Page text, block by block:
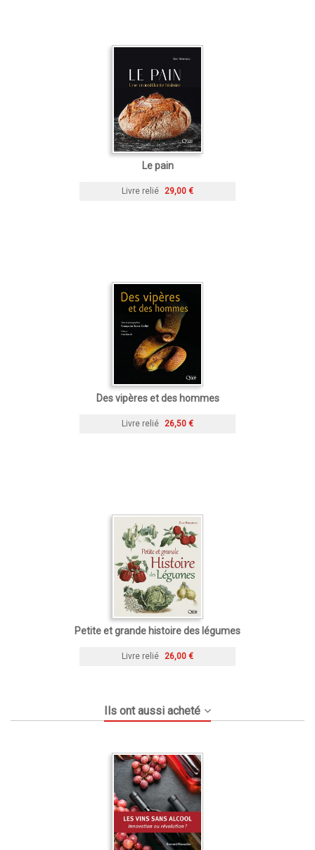
Le pain
Livre relié 29,00 €
Des vipères et des hommes
Livre relié 26,50 €
Petite et grande histoire des légumes
Livre relié 26,00 €
Ils ont aussi acheté